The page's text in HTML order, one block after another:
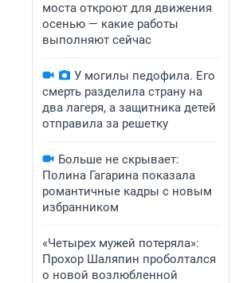
моста откроют для движения
осенью — какие работы
выполняют сейчас
У могилы педофила. Его
смерть разделила страну на
два лагеря, а защитника детей
отправила за решетку
Больше не скрывает:
Полина Гагарина показала
романтичные кадры с новым
избранником
«Четырех мужей потеряла»:
Прохор Шаляпин проболтался
о новой возлюбленной